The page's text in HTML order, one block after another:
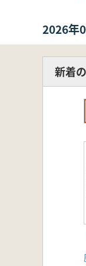
2026年
新着